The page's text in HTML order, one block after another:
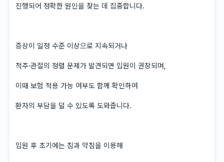
진행되어 정확한 원인을 찾는 데 집중합니다.
증상이 일정 수준 이상으로 지속되거나
척추·관절의 정렬 문제가 발견되면 입원이 권장되며,
이때 보험 적용 가능 여부도 함께 확인하여
환자의 부담을 덜 수 있도록 도와줍니다.
입원 후 초기에는 침과 약침을 이용해